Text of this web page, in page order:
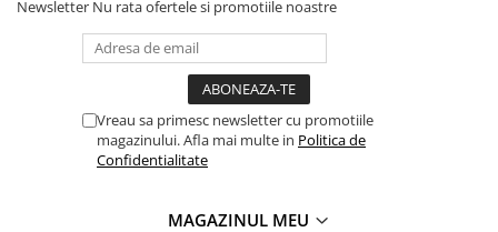
Newsletter Nu rata ofertele si promotiile noastre
Vreau sa primesc newsletter cu promotiile
magazinului. Afla mai multe in Politica de
Confidentialitate
MAGAZINUL MEU